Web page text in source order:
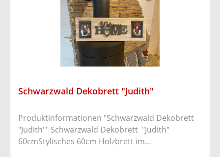
Schwarzwald Dekobrett "Judith"
Produktinformationen "Schwarzwald Dekobrett
"Judith"" Schwarzwald Dekobrett "Judith"
60cmStylisches 60cm Holzbrett im